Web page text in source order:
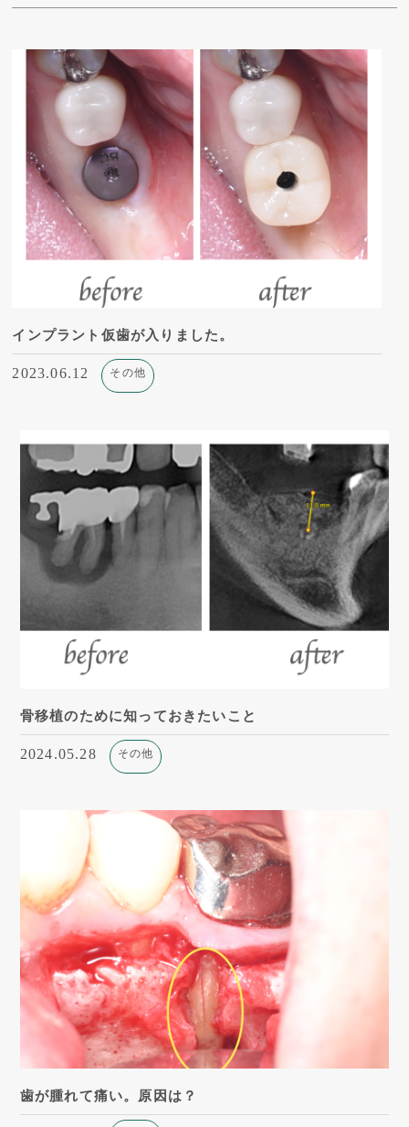
インプラント仮歯が入りました。
2023.06.12 その他
骨移植のために知っておきたいこと
2024.05.28 その他
歯が腫れて痛い。原因は？